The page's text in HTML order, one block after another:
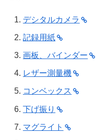
デシタルカメラ
記録用紙
画板、バインダー
レザー測量機
コンベックス
下げ振り
マグライト